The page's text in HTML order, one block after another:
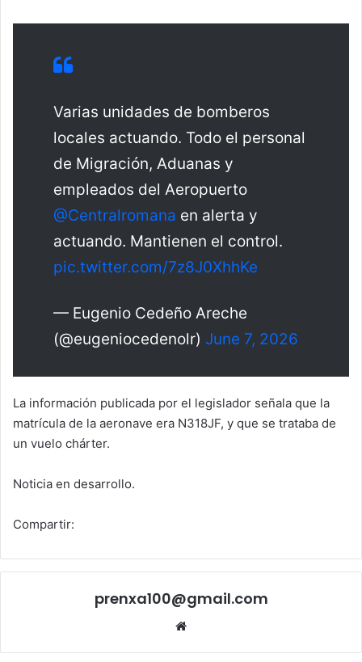
Varias unidades de bomberos
locales actuando. Todo el personal
de Migración, Aduanas y
empleados del Aeropuerto
@Centralromana en alerta y
actuando. Mantienen el control.
pic.twitter.com/7z8J0XhhKe
— Eugenio Cedeño Areche
(@eugeniocedenolr) June 7, 2026
La información publicada por el legislador señala que la
matrícula de la aeronave era N318JF, y que se trataba de
un vuelo chárter.
Noticia en desarrollo.
Compartir:
prenxa100@gmail.com